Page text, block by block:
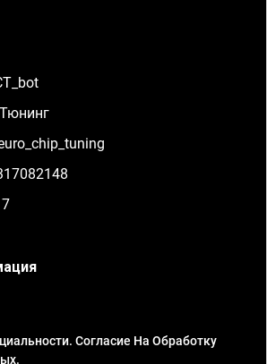
Согласие На Обработку